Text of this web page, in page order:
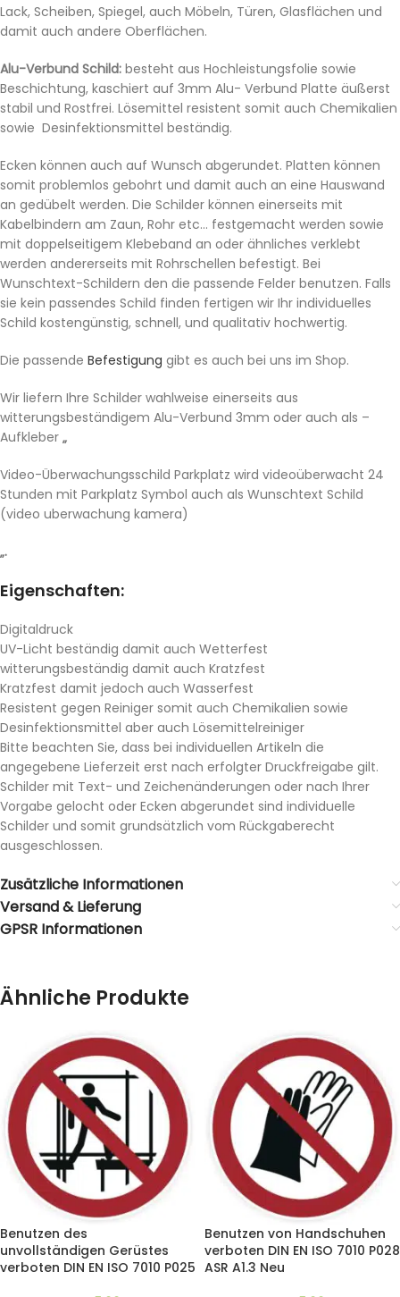
Lack, Scheiben, Spiegel, auch Möbeln, Türen, Glasflächen und
damit auch andere Oberflächen.
Alu-Verbund Schild: besteht aus Hochleistungsfolie sowie
Beschichtung, kaschiert auf 3mm Alu- Verbund Platte äußerst
stabil und Rostfrei. Lösemittel resistent somit auch Chemikalien
sowie Desinfektionsmittel beständig.
Ecken können auch auf Wunsch abgerundet. Platten können
somit problemlos gebohrt und damit auch an eine Hauswand
an gedübelt werden. Die Schilder können einerseits mit
Kabelbindern am Zaun, Rohr etc… festgemacht werden sowie
mit doppelseitigem Klebeband an oder ähnliches verklebt
werden andererseits mit Rohrschellen befestigt. Bei
Wunschtext-Schildern den die passende Felder benutzen. Falls
sie kein passendes Schild finden fertigen wir Ihr individuelles
Schild kostengünstig, schnell, und qualitativ hochwertig.
Die passende Befestigung gibt es auch bei uns im Shop.
Wir liefern Ihre Schilder wahlweise einerseits aus
witterungsbeständigem Alu-Verbund 3mm oder auch als –
Aufkleber „
Video-Überwachungsschild Parkplatz wird videoüberwacht 24
Stunden mit Parkplatz Symbol auch als Wunschtext Schild
(video uberwachung kamera)
„.
Eigenschaften:
Digitaldruck
UV-Licht beständig damit auch Wetterfest
witterungsbeständig damit auch Kratzfest
Kratzfest damit jedoch auch Wasserfest
Resistent gegen Reiniger somit auch Chemikalien sowie
Desinfektionsmittel aber auch Lösemittelreiniger
Bitte beachten Sie, dass bei individuellen Artikeln die
angegebene Lieferzeit erst nach erfolgter Druckfreigabe gilt.
Schilder mit Text- und Zeichenänderungen oder nach Ihrer
Vorgabe gelocht oder Ecken abgerundet sind individuelle
Schilder und somit grundsätzlich vom Rückgaberecht
ausgeschlossen.
Zusätzliche Informationen
Versand & Lieferung
GPSR Informationen
Ähnliche Produkte
Benutzen des
unvollständigen Gerüstes
verboten DIN EN ISO 7010 P025
Benutzen von Handschuhen
verboten DIN EN ISO 7010 P028
ASR A1.3 Neu